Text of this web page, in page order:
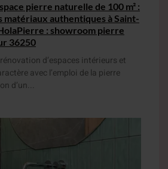
pierre naturelle de 100 m² :
matériaux authentiques à Saint-
: showroom pierre
36250
d’espaces intérieurs et
avec l’emploi de la pierre
d’un...